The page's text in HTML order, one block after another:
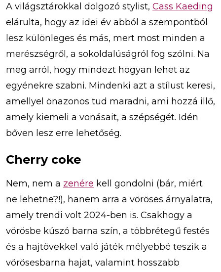
A világsztárokkal dolgozó stylist, Cass Kaeding
elárulta, hogy az idei év abból a szempontból
lesz különleges és más, mert most minden a
merészségről, a sokoldalúságról fog szólni. Na
meg arról, hogy mindezt hogyan lehet az
egyénekre szabni. Mindenki azt a stílust keresi,
amellyel önazonos tud maradni, ami hozzá illő,
amely kiemeli a vonásait, a szépségét. Idén
bőven lesz erre lehetőség.
Cherry coke
Nem, nem a zenére kell gondolni (bár, miért
ne lehetne?!), hanem arra a vöröses árnyalatra,
amely trendi volt 2024-ben is. Csakhogy a
vörösbe kúszó barna szín, a többrétegű festés
és a hajtövekkel való játék mélyebbé teszik a
vörösesbarna hajat, valamint hosszabb